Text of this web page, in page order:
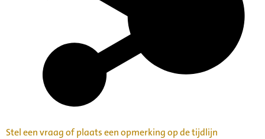
Stel een vraag of plaats een opmerking op de tijdlijn